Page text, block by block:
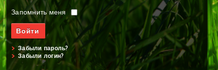
Запомнить меня
Забыли пароль?
Забыли логин?